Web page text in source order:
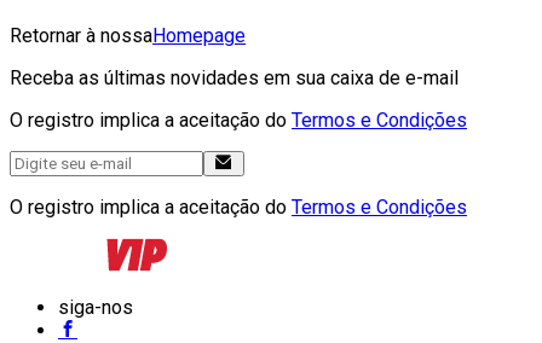
Retornar à nossaHomepage
Receba as últimas novidades em sua caixa de e-mail
O registro implica a aceitação do Termos e Condições
O registro implica a aceitação do Termos e Condições
siga-nos